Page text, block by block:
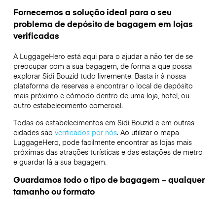
Fornecemos a solução ideal para o seu
problema de depósito de bagagem em lojas
verificadas
A LuggageHero está aqui para o ajudar a não ter de se
preocupar com a sua bagagem, de forma a que possa
explorar Sidi Bouzid tudo livremente. Basta ir à nossa
plataforma de reservas e encontrar o local de depósito
mais próximo e cómodo dentro de uma loja, hotel, ou
outro estabelecimento comercial.
Todas os estabelecimentos em Sidi Bouzid e em outras
cidades são verificados por nós. Ao utilizar o mapa
LuggageHero, pode facilmente encontrar as lojas mais
próximas das atrações turísticas e das estações de metro
e guardar lá a sua bagagem.
Guardamos todo o tipo de bagagem – qualquer
tamanho ou formato